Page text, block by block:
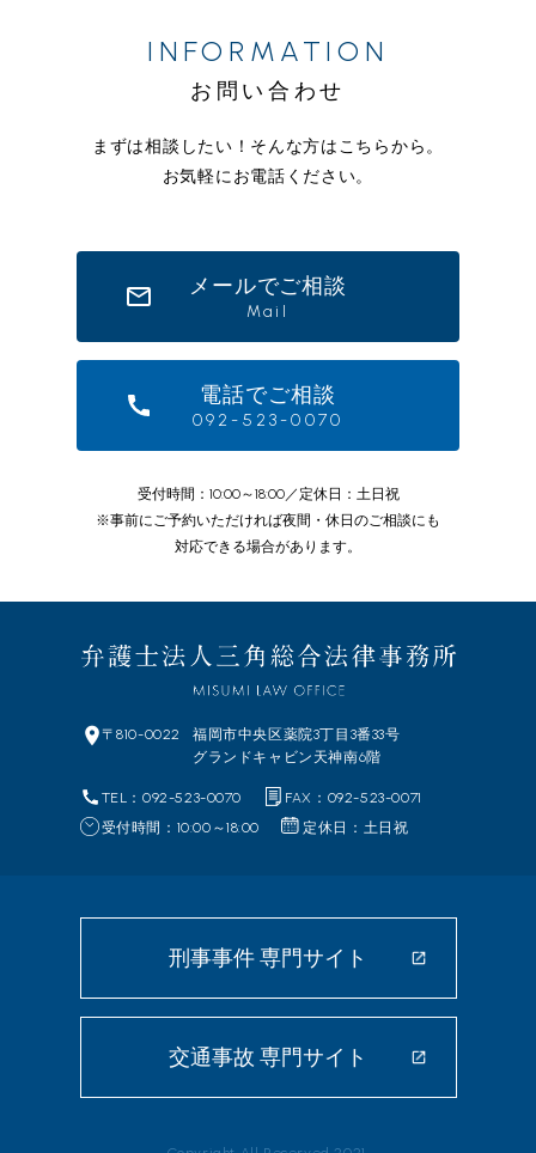
INFORMATION
お問い合わせ
まずは相談したい！そんな方はこちらから。
お気軽にお電話ください。
メールでご相談
Mail
電話でご相談
092-523-0070
受付時間：10:00～18:00／定休日：土日祝
※事前にご予約いただければ夜間・休日のご相談にも
対応できる場合があります。
〒810-0022 福岡市中央区薬院3丁目3番33号
グランドキャビン天神南6階
TEL：092-523-0070
FAX：092-523-0071
受付時間：10:00～18:00
定休日：土日祝
刑事事件 専門サイト
交通事故 専門サイト